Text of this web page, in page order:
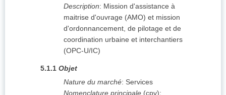
Description: Mission d'assistance à
maitrise d'ouvrage (AMO) et mission
d'ordonnancement, de pilotage et de
coordination urbaine et interchantiers
(OPC-U/IC)
5.1.1 Objet
Nature du marché: Services
Nomenclature principale (cpv):